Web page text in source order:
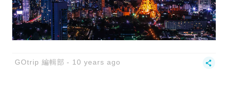
GOtrip 編輯部 10 years ago